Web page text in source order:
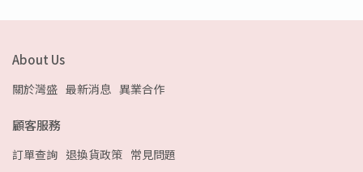
About Us
關於灣盛 最新消息 異業合作
顧客服務
訂單查詢 退換貨政策 常見問題